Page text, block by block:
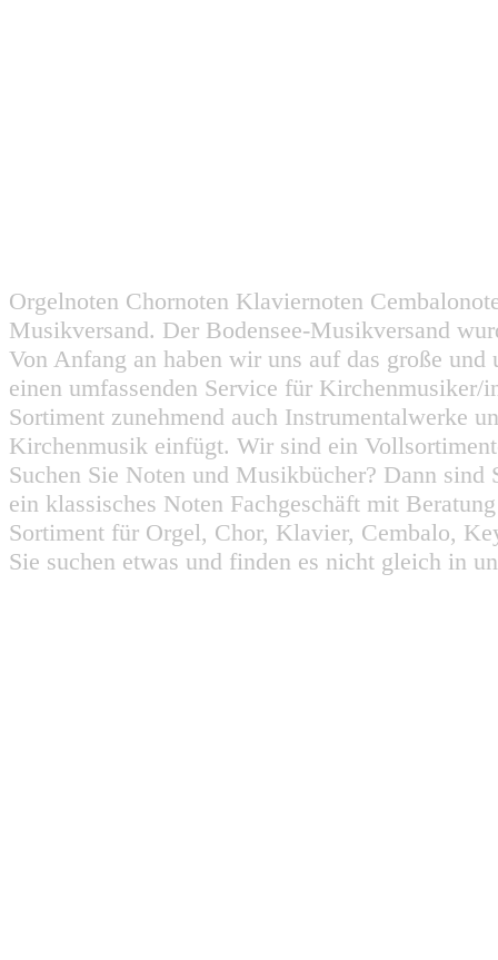
Orgelnoten Chornoten Klaviernoten
Musikversand. Der Bodensee-Musikversand
Von Anfang an haben wir uns auf das große
einen umfassenden Service für
Sortiment zunehmend auch Instrumentalwerke
Kirchenmusik einfügt. Wir sind ein
Suchen Sie Noten und Musikbücher? Dann
ein klassisches Noten Fachgeschäft mit
Sortiment für Orgel, Chor, Klavier, Cembalo,
Sie suchen etwas und finden es nicht gleich in